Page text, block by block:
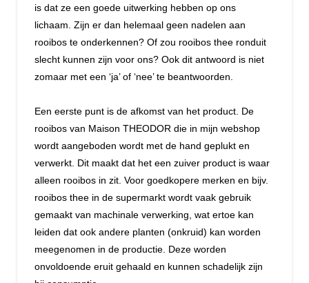
is dat ze een goede uitwerking hebben op ons
lichaam. Zijn er dan helemaal geen nadelen aan
rooibos te onderkennen? Of zou rooibos thee ronduit
slecht kunnen zijn voor ons? Ook dit antwoord is niet
zomaar met een ‘ja’ of ‘nee’ te beantwoorden.
Een eerste punt is de afkomst van het product. De
rooibos van Maison THEODOR die in mijn webshop
wordt aangeboden wordt met de hand geplukt en
verwerkt. Dit maakt dat het een zuiver product is waar
alleen rooibos in zit. Voor goedkopere merken en bijv.
rooibos thee in de supermarkt wordt vaak gebruik
gemaakt van machinale verwerking, wat ertoe kan
leiden dat ook andere planten (onkruid) kan worden
meegenomen in de productie. Deze worden
onvoldoende eruit gehaald en kunnen schadelijk zijn